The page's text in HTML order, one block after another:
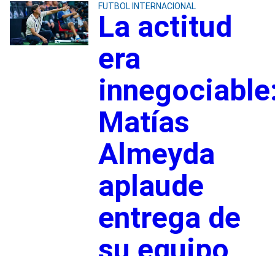
FUTBOL INTERNACIONAL
La actitud
era
Matías
Almeyda
aplaude
entrega de